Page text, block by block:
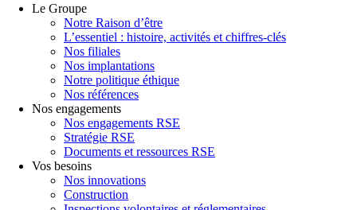
Le Groupe
Notre Raison d’être
L’essentiel : histoire, activités et chiffres-clés
Nos filiales
Nos implantations
Notre politique éthique
Nos références
Nos engagements
Nos engagements RSE
Stratégie RSE
Documents et ressources RSE
Vos besoins
Nos innovations
Construction